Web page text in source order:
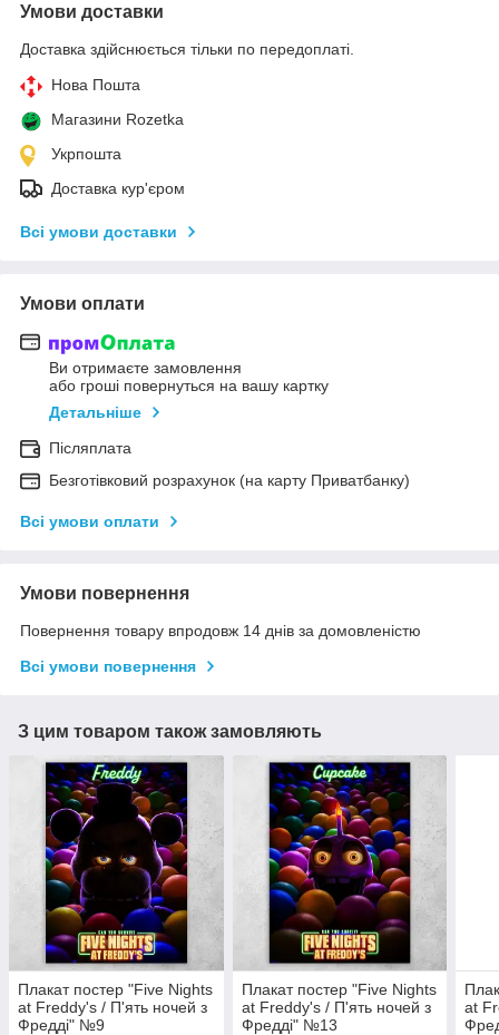
Умови доставки
Доставка здійснюється тільки по передоплаті.
Нова Пошта
Магазини Rozetka
Укрпошта
Доставка кур'єром
Всі умови доставки
Умови оплати
Ви отримаєте замовлення
або гроші повернуться на вашу картку
Детальніше
Післяплата
Безготівковий розрахунок (на карту Приватбанку)
Всі умови оплати
Умови повернення
Повернення товару впродовж 14 днів за домовленістю
Всі умови повернення
З цим товаром також замовляють
Плакат постер "Five Nights
at Freddy's / П'ять ночей з
Фредді" №9
Плакат постер "Five Nights
at Freddy's / П'ять ночей з
Фредді" №13
at